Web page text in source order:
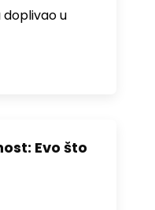
doplivao u
Evo što